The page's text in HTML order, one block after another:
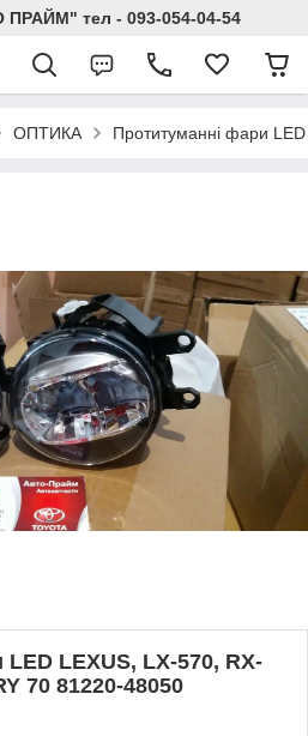
ПРАЙМ" тел - 093-054-04-54
ОПТИКА Протитуманні фари
LEXUS, LX-570, RX-
70 81220-48050